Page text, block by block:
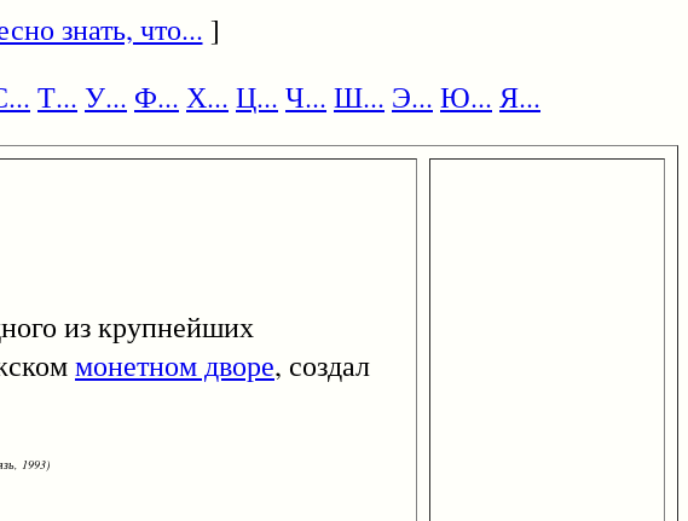
знать, что... ]
Т... У... Ф... Х... Ц... Ч... Ш... Э... Ю... Я...
из крупнейших
монетном дворе, создал
1993)